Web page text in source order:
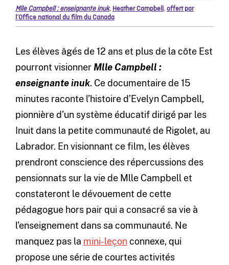
Mlle Campbell : enseignante inuk, Heather Campbell,offert par
l’Office national du film du Canada
Les élèves âgés de 12 ans et plus de la côte Est
pourront visionner Mlle Campbell :
enseignante inuk. Ce documentaire de 15
minutes raconte l’histoire d’Evelyn Campbell,
pionnière d’un système éducatif dirigé par les
Inuit dans la petite communauté de Rigolet, au
Labrador. En visionnant ce film, les élèves
prendront conscience des répercussions des
pensionnats sur la vie de Mlle Campbell et
constateront le dévouement de cette
pédagogue hors pair qui a consacré sa vie à
l’enseignement dans sa communauté. Ne
manquez pas la mini-leçonconnexe, qui
propose une série de courtes activités